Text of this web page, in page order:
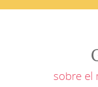
sobre el